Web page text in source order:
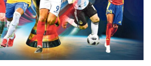
हलमा छैन ‘गौँथली’को टिकट